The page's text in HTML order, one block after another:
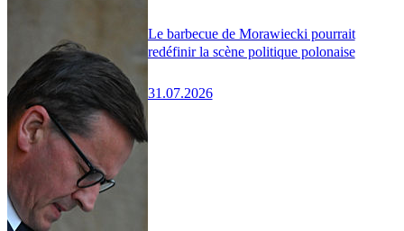
Le barbecue de Morawiecki pourrait
redéfinir la scène politique polonaise
31.07.2026